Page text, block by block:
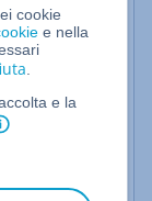
installare e
PC locale su
cookie
e nella
e la